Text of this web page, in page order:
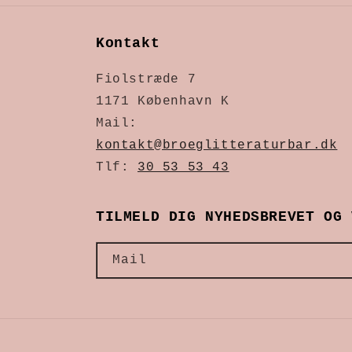
Kontakt
Fiolstræde 7
1171 København K
Mail:
kontakt@broeglitteraturbar.dk
Tlf: 30 53 53 43
TILMELD DIG NYHEDSBREVET
Mail